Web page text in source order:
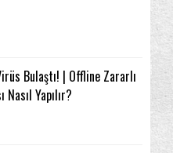
Bulaştı! | Offline Zararlı
Nasıl Yapılır?